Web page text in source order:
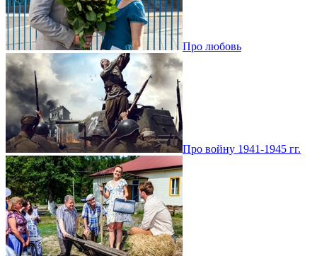
Про любовь
Про войну 1941-1945 гг.